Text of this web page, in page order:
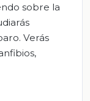
sobre la
Verás